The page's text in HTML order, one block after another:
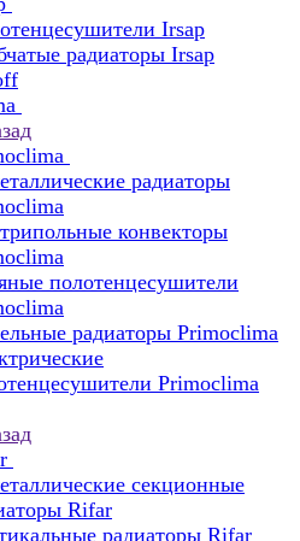
Irsap
радиаторы Irsap
радиаторы
конвекторы
полотенцесушители
радиаторы Primoclima
Primoclima
секционные
Rifar
радиаторы Rifar